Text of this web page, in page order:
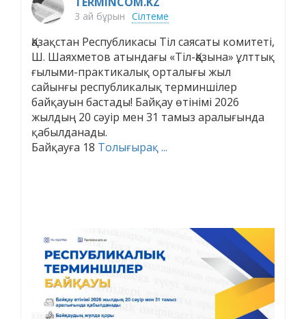
3 ай бұрын Сілтеме
Қазақстан Республикасы Тіл саясаты комитеті,
Ш. Шаяхметов атындағы «Тіл-Қазына» ұлттық
ғылыми-практикалық орталығы жыл
сайынғы республикалық терминшілер
байқауын бастады! Байқау өтінімі 2026
жылдың 20 сәуір мен 31 тамыз аралығында
қабылданады.
Байқауға 18 Толығырақ ...